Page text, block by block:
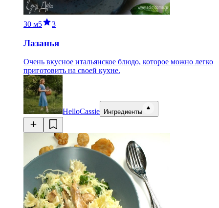
30 м5 3
Лазанья
Очень вкусное итальянское блюдо, которое можно легко
приготовить на своей кухне.
HelloCassie Ингредиенты